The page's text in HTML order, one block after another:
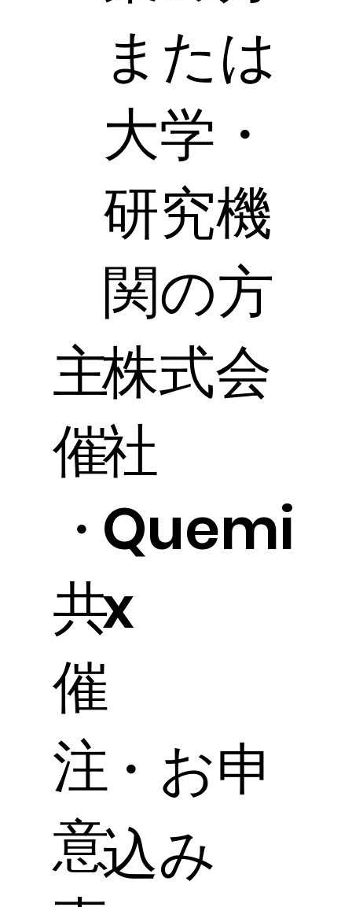
主
催
・
共
催
注
意
または
大学・
研究機
関の方
株式会
社
Quemi
x
・お申
込み